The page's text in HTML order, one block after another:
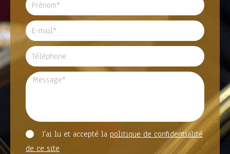
J'ai lu et accepté la politique de confidentialité
de ce site